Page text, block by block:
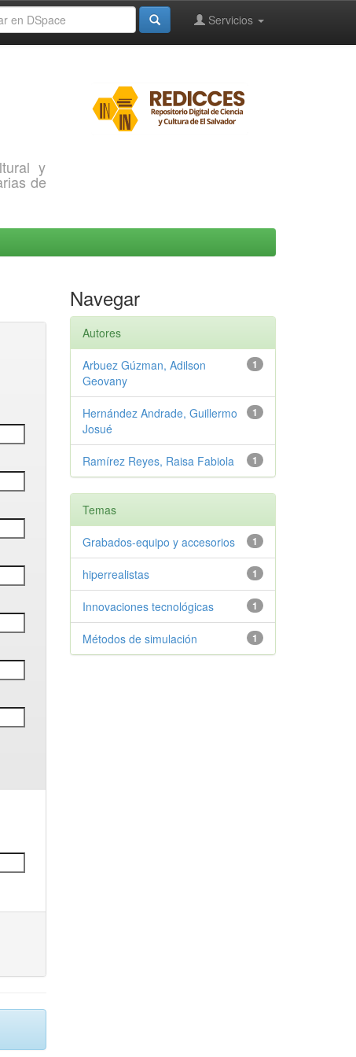
Servicios
y
de
Navegar
Autores
1
Arbuez Gúzman, Adilson
Geovany
1
Hernández Andrade, Guillermo
Josué
1
Ramírez Reyes, Raisa Fabiola
Temas
1
Grabados-equipo y accesorios
1
hiperrealistas
1
Innovaciones tecnológicas
1
Métodos de simulación